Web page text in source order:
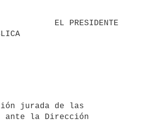
jurada de las
ante la Dirección